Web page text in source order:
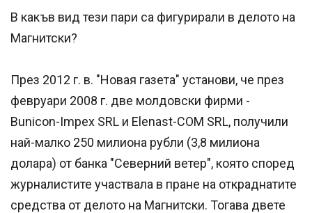
В какъв вид тези пари са фигурирали в делото на
Магнитски?
През 2012 г. в. "Новая газета" установи, че през
февруари 2008 г. две молдовски фирми -
Bunicon-Impex SRL и Elenast-COM SRL, получили
най-малко 250 милиона рубли (3,8 милиона
долара) от банка "Северний ветер", която според
журналистите участвала в пране на откраднатите
средства от делото на Магнитски. Тогава двете